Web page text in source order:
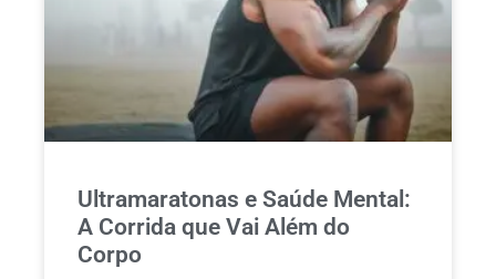
Ultramaratonas e Saúde Mental:
A Corrida que Vai Além do
Corpo